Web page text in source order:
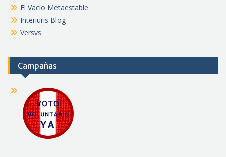
El Vacío Metaestable
Interiuris Blog
Versvs
Campañas